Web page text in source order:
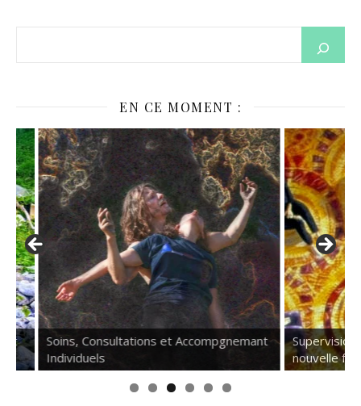
EN CE MOMENT :
Soins, Consultations et Accompgnemant
Individuels
Supervision
nouvelle formule